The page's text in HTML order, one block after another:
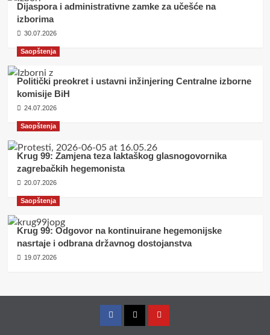
Dijaspora i administrativne zamke za učešće na
izborima
30.07.2026
Saopštenja
Politički preokret i ustavni inžinjering Centralne izborne
komisije BiH
24.07.2026
Saopštenja
Krug 99: Zamjena teza laktaškog glasnogovornika
zagrebačkih hegemonista
20.07.2026
Saopštenja
Krug 99: Odgovor na kontinuirane hegemonijske
nasrtaje i odbrana državnog dostojanstva
19.07.2026
FacebookTwitterYouTube